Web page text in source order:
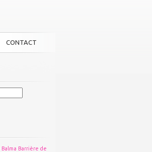
CONTACT
Balma Barrière de